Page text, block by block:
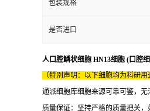
包装规格
是否进口
人口腔鳞状细胞 HN13细胞 (口腔
（特别声明：以下细胞均为科研
通派细胞库细胞来源可靠可鉴，
质量保证：坚持严格的质量把关